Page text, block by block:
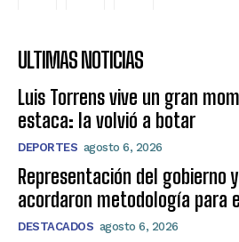
ULTIMAS NOTICIAS
Luis Torrens vive un gran
estaca: la volvió a botar
DEPORTES agosto 6, 2026
Representación del gobierno
acordaron metodología para
DESTACADOS agosto 6, 2026